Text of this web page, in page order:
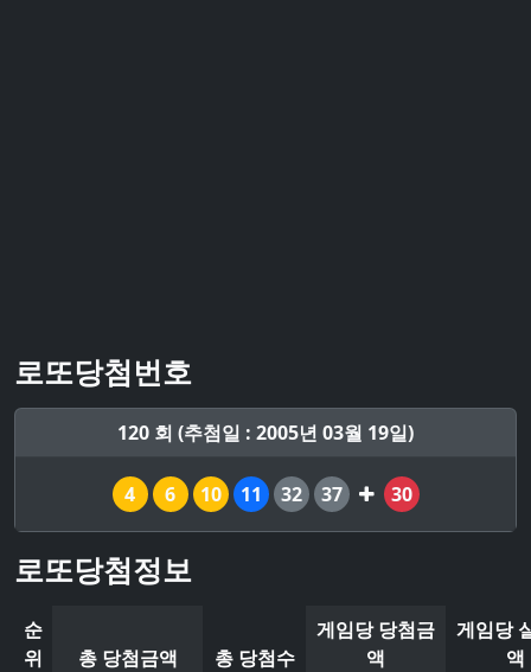
로또당첨번호
120 회 (추첨일 : 2005년 03월 19일)
4 6 10 11 32 37 30
로또당첨정보
순
위
총 당첨금액 총 당첨수
게임당 당첨금
액
게임당
액